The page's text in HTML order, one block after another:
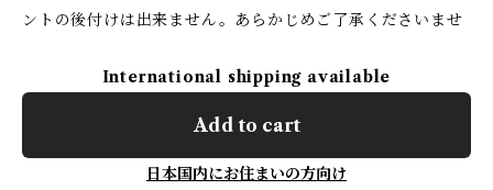
ントの後付けは出来ません。あらかじめご了承くださいませ
International shipping available
Add to cart
日本国内にお住まいの方向け